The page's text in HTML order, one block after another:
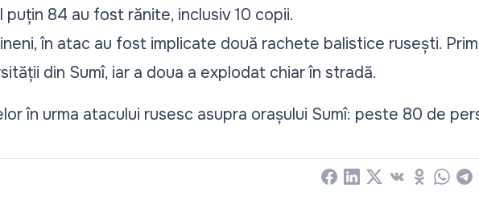
puțin 84 au fost rănite, inclusiv 10 copii.
în atac au fost implicate două rachete balistice rusești.
din Sumî, iar a doua a explodat chiar în stradă.
în urma atacului rusesc asupra orașului Sumî: peste 80 de
Facebook
LinkedIn
X Vkontakte